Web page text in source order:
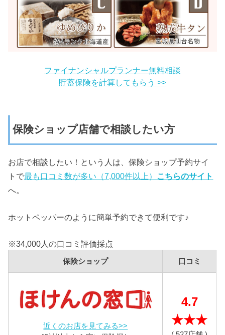
ファイナンシャルプランナー無料相談
貯蓄保険を計算してもらう >>
保険ショップ店舗で相談したい方
お店で相談したい！という人は、保険ショップ予約サイ
トで最も口コミ数が多い（7,000件以上） こちらのサイト
へ。
ホットペッパーのように簡単予約できて便利です♪
※34,000人の口コミ評価採点
保険ショップ 口コミ
近くのお店を見てみる>>
4.7
★★★